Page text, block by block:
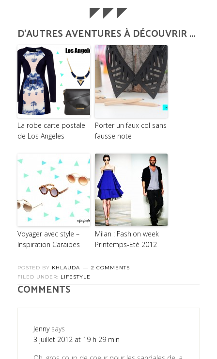
◤ ◤ ◤
D'AUTRES AVENTURES À DÉCOUVRIR ...
La robe carte postale
de Los Angeles
Porter un faux col sans
fausse note
Voyager avec style –
Inspiration Caraibes
Milan : Fashion week
Printemps-Eté 2012
POSTED BY KHLAUDA
2 COMMENTS
FILED UNDER: LIFESTYLE
COMMENTS
Jenny says
3 juillet 2012 at 19 h 29 min